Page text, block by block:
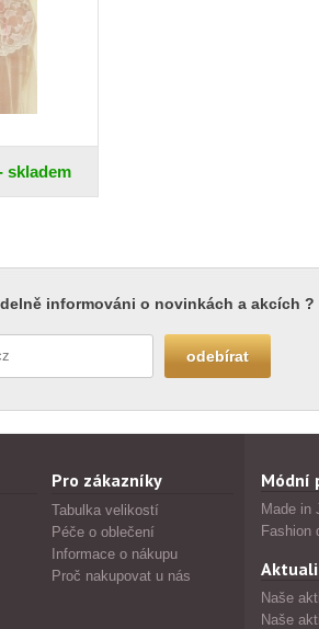
skladem
informováni o novinkách a akcích ?
Pro zákazníky
Tabulka velikostí
Péče o oblečení
Informace o nákupu
Proč nakupovat u nás
Módní
Made in
Fashion
Naše
Naše